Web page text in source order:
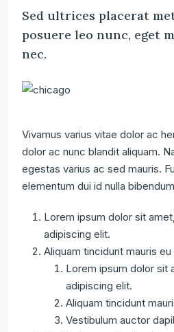
Sed ultrices placerat
posuere leo nunc, eget
nec.
Vivamus varius vitae dolor ac
dolor ac nunc blandit aliquam.
egestas varius ac sed mauris.
elementum dui id nulla
Lorem ipsum dolor sit
adipiscing elit.
Aliquam tincidunt mauris eu
Lorem ipsum dolor sit
adipiscing elit.
Aliquam tincidunt
Vestibulum auctor